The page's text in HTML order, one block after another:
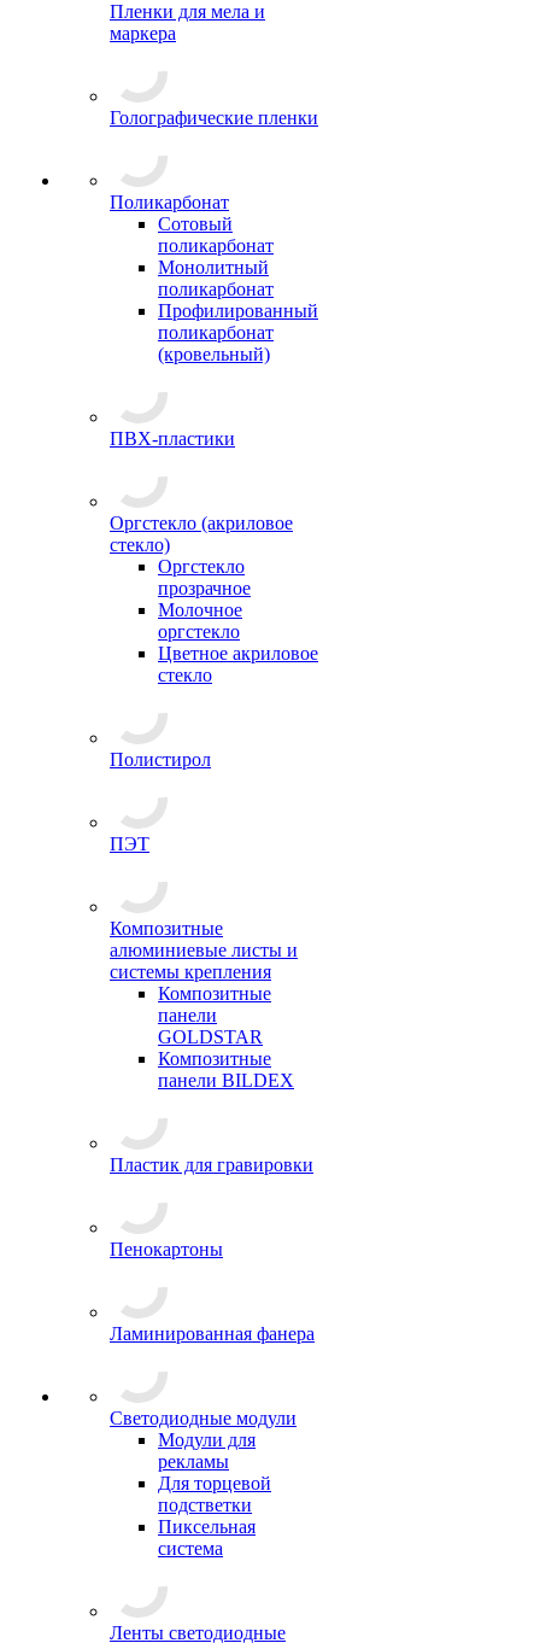
Пленки для мела и
маркера
Голографические пленки
Поликарбонат
Сотовый
поликарбонат
Монолитный
поликарбонат
Профилированный
поликарбонат
(кровельный)
ПВХ-пластики
Оргстекло (акриловое
стекло)
Оргстекло
прозрачное
Молочное
оргстекло
Цветное акриловое
стекло
Полистирол
ПЭТ
Композитные
алюминиевые листы и
системы крепления
Композитные
панели
GOLDSTAR
Композитные
панели BILDEX
Пластик для гравировки
Пенокартоны
Ламинированная фанера
Светодиодные модули
Модули для
рекламы
Для торцевой
подстветки
Пиксельная
система
Ленты светодиодные